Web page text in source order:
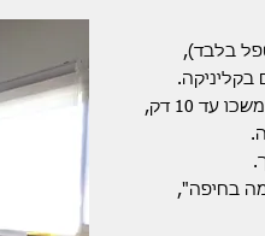
בלבד),
כל מפגש כולל תשאול קצר שמשכו עד 10 דק,
בחיפה",